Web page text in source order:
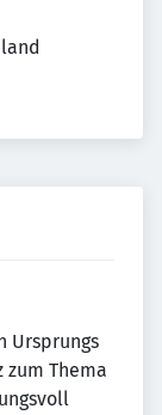
Ursprungs
Thema